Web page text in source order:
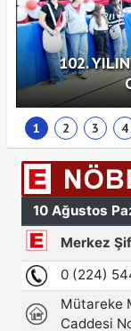
102.
1 2 3 4